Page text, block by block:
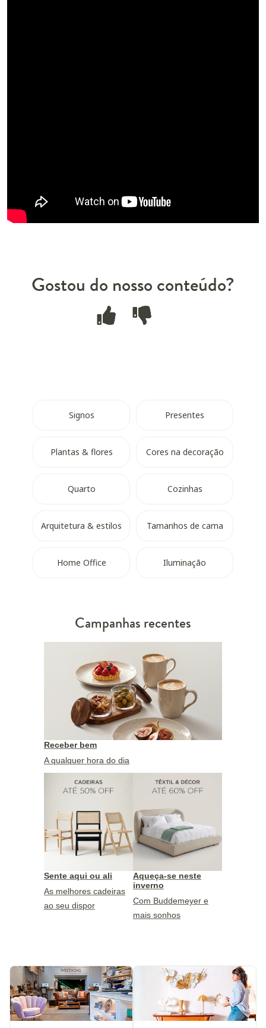
Gostou do nosso conteúdo?
Signos Presentes
Plantas & flores Cores na decoração
Quarto Cozinhas
Arquitetura & estilos Tamanhos de cama
Home Office Iluminação
Campanhas recentes
Receber bem
A qualquer hora do dia
Sente aqui ou ali
As melhores cadeiras
ao seu dispor
Aqueça-se neste
inverno
Com Buddemeyer e
mais sonhos